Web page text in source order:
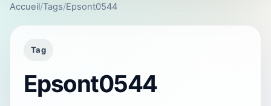
Accueil/Tags/Epsont0544
Tag
Epsont0544